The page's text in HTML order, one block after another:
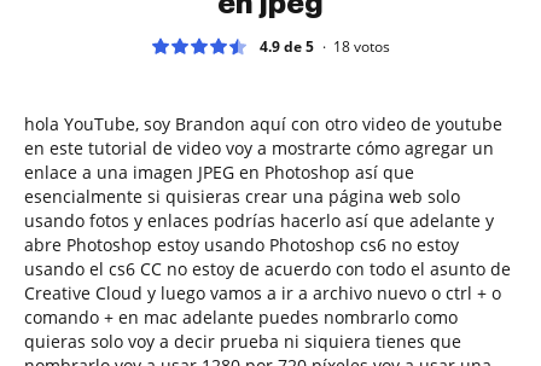
4.9 de 5 18votos
hola YouTube, soy Brandon aquí con otro video de youtube
en este tutorial de video voy a mostrarte cómo agregar un
enlace a una imagen JPEG en Photoshop así que
esencialmente si quisieras crear una página web solo
usando fotos y enlaces podrías hacerlo así que adelante y
abre Photoshop estoy usando Photoshop cs6 no estoy
usando el cs6 CC no estoy de acuerdo con todo el asunto de
Creative Cloud y luego vamos a ir a archivo nuevo o ctrl + o
comando + en mac adelante puedes nombrarlo como
quieras solo voy a decir prueba ni siquiera tienes que